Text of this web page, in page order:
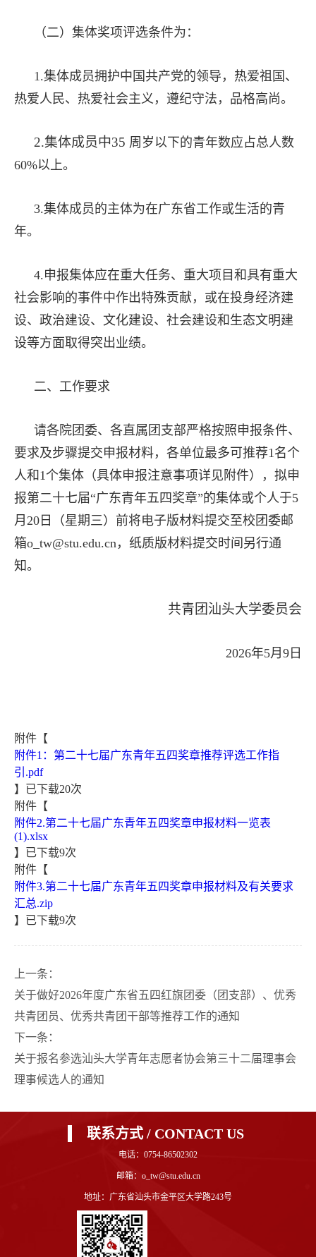
（二）集体奖项评选条件为：
1.集体成员拥护中国共产党的领导，热爱祖国、
热爱人民、热爱社会主义，遵纪守法，品格高尚。
2.集体成员中35 周岁以下的青年数应占总人数
60%以上。
3.集体成员的主体为在广东省工作或生活的青
年。
4.申报集体应在重大任务、重大项目和具有重大
社会影响的事件中作出特殊贡献，或在投身经济建
设、政治建设、文化建设、社会建设和生态文明建
设等方面取得突出业绩。
二、工作要求
请各院团委、各直属团支部严格按照申报条件、
要求及步骤提交申报材料，各单位最多可推荐1名个
人和1个集体（具体申报注意事项详见附件），拟申
报第二十七届“广东青年五四奖章”的集体或个人于5
月20日（星期三）前将电子版材料提交至校团委邮
箱o_tw@stu.edu.cn，纸质版材料提交时间另行通
知。
共青团汕头大学委员会
2026年5月9日
附件【
附件1：第二十七届广东青年五四奖章推荐评选工作指
引.pdf
】已下载20次
附件【
附件2.第二十七届广东青年五四奖章申报材料一览表
(1).xlsx
】已下载9次
附件【
附件3.第二十七届广东青年五四奖章申报材料及有关要求
汇总.zip
】已下载9次
上一条：
关于做好2026年度广东省五四红旗团委（团支部）、优秀
共青团员、优秀共青团干部等推荐工作的通知
下一条：
关于报名参选汕头大学青年志愿者协会第三十二届理事会
理事候选人的通知
联系方式 / CONTACT US
电话：0754-86502302
邮箱：o_tw@stu.edu.cn
地址：广东省汕头市金平区大学路243号